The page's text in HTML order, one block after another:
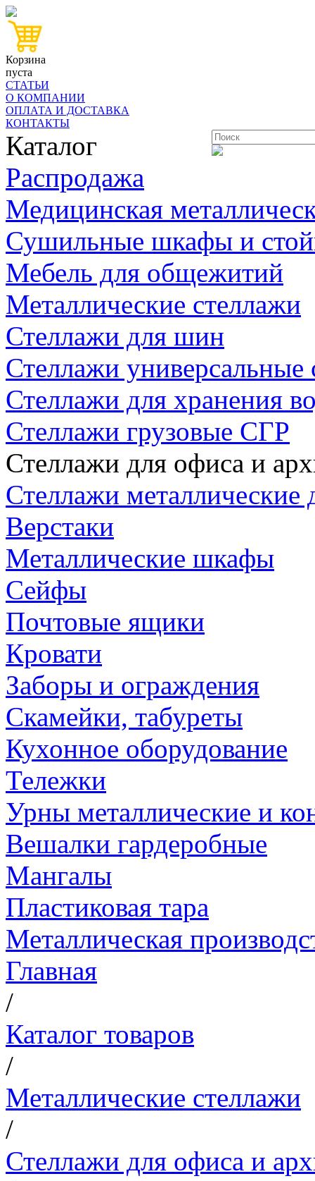
Корзина
пуста
СТАТЬИ
О КОМПАНИИ
ОПЛАТА И ДОСТАВКА
КОНТАКТЫ
Каталог
Распродажа
Медицинская
Сушильные шкафы и
Мебель для общежитий
Металлические стеллажи
Стеллажи для шин
Стеллажи универсальные
Стеллажи для хранения
Стеллажи грузовые СГР
Стеллажи для офиса и
Стеллажи металлические
Верстаки
Металлические шкафы
Сейфы
Почтовые ящики
Кровати
Заборы и ограждения
Скамейки, табуреты
Кухонное оборудование
Тележки
Урны металлические и
Вешалки гардеробные
Мангалы
Пластиковая тара
Металлическая
Главная
/
Каталог товаров
/
Металлические стеллажи
/
Стеллажи для офиса и